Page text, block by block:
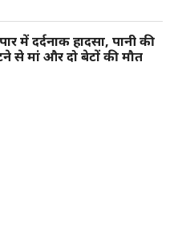
में दर्दनाक हादसा, पानी की
से मां और दो बेटों की मौत